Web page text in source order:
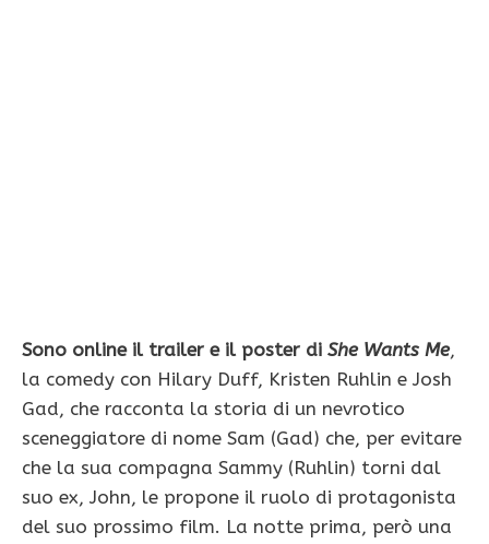
Sono online il trailer e il poster di She Wants Me,
la comedy con Hilary Duff, Kristen Ruhlin e Josh
Gad, che racconta la storia di un nevrotico
sceneggiatore di nome Sam (Gad) che, per evitare
che la sua compagna Sammy (Ruhlin) torni dal
suo ex, John, le propone il ruolo di protagonista
del suo prossimo film. La notte prima, però una